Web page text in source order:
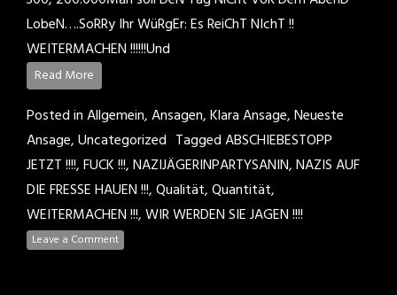
LobeN….SoRRy Ihr WüRgEr: Es ReiChT NIchT !!
WEITERMACHEN !!!!!!Und
Read More
Posted inAllgemein,Ansagen,Klara Ansage,Neueste
Ansage,Uncategorized TaggedABSCHIEBESTOPP
JETZT !!!!,FUCK !!!,NAZIJÄGERINPARTYSANIN,NAZIS AUF
DIE FRESSE HAUEN !!!,Qualität,Quantität,
WEITERMACHEN !!!,WIR WERDEN SIE JAGEN !!!!
Leave a Comment